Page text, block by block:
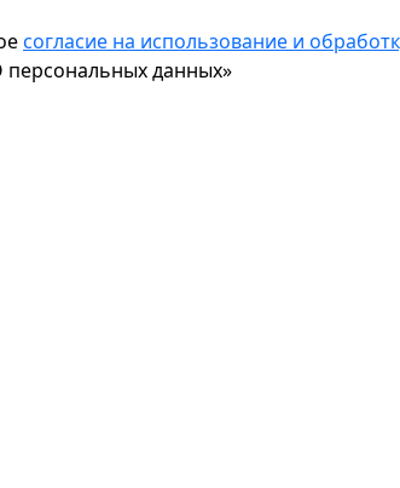
согласие на использование и
персональных данных»